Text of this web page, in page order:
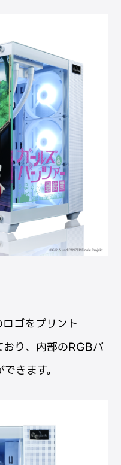
ロゴをプリント
おり、内部のRGBパ
きます。